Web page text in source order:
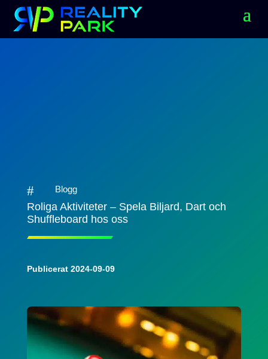
# Blogg
Roliga Aktiviteter – Spela Biljard, Dart och
Shuffleboard hos oss
Publicerat 2024-09-09